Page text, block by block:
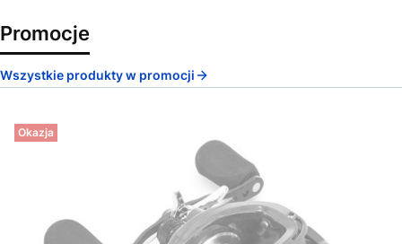
Promocje
Wszystkie produkty w promocji
Okazja